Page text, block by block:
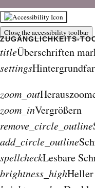
Close the accessibility toolbar
titleÜberschriften
settings
zoom_out
zoom_inVergrößern
remove_circle_outline
add_circle_outline
spellcheckLesbare
brightness_high